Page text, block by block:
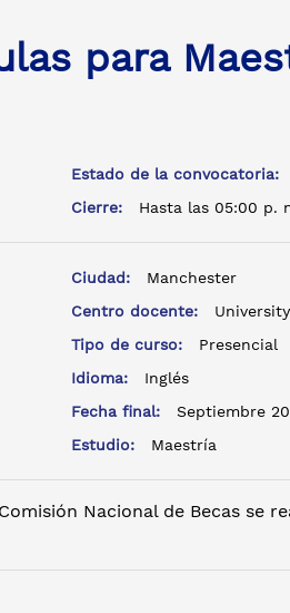
para
Estado de la convocatoria:
Cierre:
Hasta las 05:00 p.
Ciudad:
Manchester
Centro docente:
Tipo de curso:
Presencial
Idioma:
Inglés
Fecha final:
Septiembre
Estudio:
Maestría
Nacional de Becas se